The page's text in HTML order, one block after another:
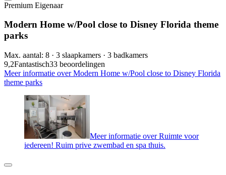
Premium Eigenaar
Modern Home w/Pool close to Disney Florida theme
parks
Max. aantal: 8 · 3 slaapkamers · 3 badkamers
9,2Fantastisch33 beoordelingen
Meer informatie over Modern Home w/Pool close to Disney Florida
theme parks
Meer informatie over Ruimte voor
iedereen! Ruim prive zwembad en spa thuis.